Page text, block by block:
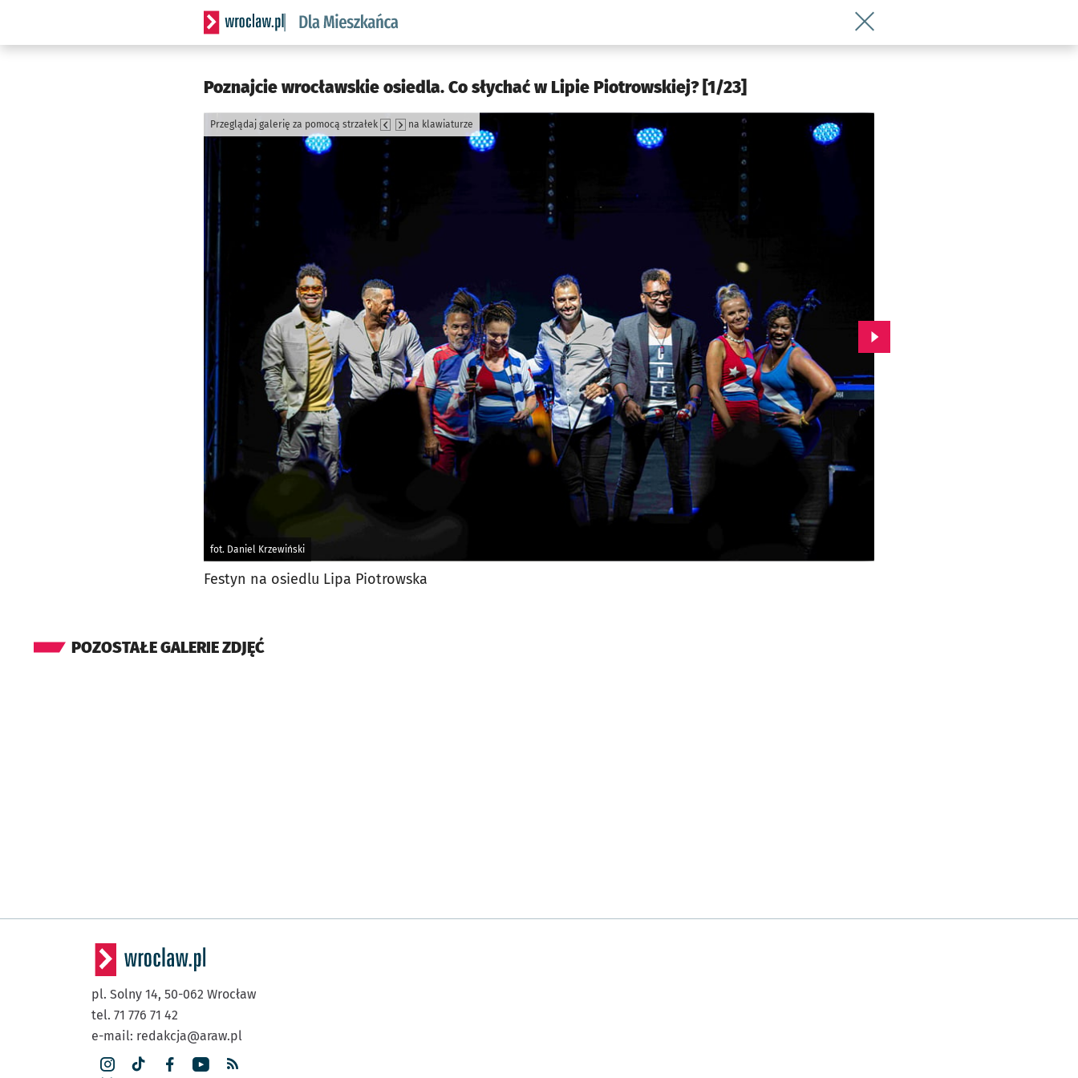
Serwis informacyjny wroclaw.pl podserwis: Dla mieszkańca
Wróć do artykułu Poznajcie
Poznajcie wrocławskie osiedla. Co słychać w Lipie Piotrowskiej? [1/23]
fot. Daniel Krzewiński
Przeglądaj galerię za pomocą strzałek na klawiaturze
Przejdź do kolejnego zdjęcia.
Festyn na osiedlu Lipa Piotrowska
POZOSTAŁE GALERIE ZDJĘĆ
pl. Solny 14, 50-062 Wrocław
tel. 71 776 71 42
e-mail: redakcja@araw.pl